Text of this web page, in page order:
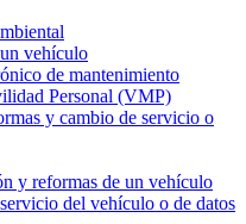
vehículo
de mantenimiento
Personal (VMP)
y cambio de servicio o
y reformas de un vehículo
del vehículo o de datos